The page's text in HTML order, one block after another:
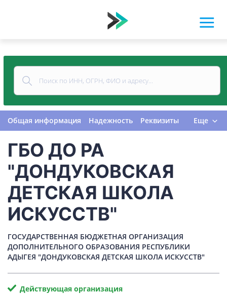
Общая информация Надежность
Реквизиты
Финансовая отчетность
Руководитель
Учредитель
Связи Госзакупки
Проверки
Долги
Налоги и сборы История изменений
Еще
ГБО ДО РА
"ДОНДУКОВСКАЯ
ДЕТСКАЯ ШКОЛА
ИСКУССТВ"
ГОСУДАРСТВЕННАЯ БЮДЖЕТНАЯ ОРГАНИЗАЦИЯ
ДОПОЛНИТЕЛЬНОГО ОБРАЗОВАНИЯ РЕСПУБЛИКИ
АДЫГЕЯ "ДОНДУКОВСКАЯ ДЕТСКАЯ ШКОЛА ИСКУССТВ"
Действующая организация